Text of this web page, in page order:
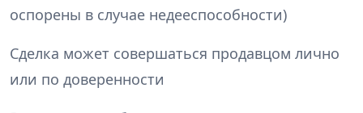
оспорены в случае недееспособности)
Сделка может совершаться продавцом лично
или по доверенности